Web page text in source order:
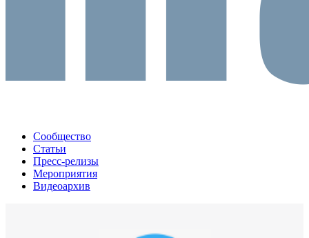
Сообщество
Статьи
Пресс-релизы
Мероприятия
Видеоархив